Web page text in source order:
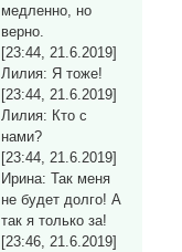
медленно, но
верно.
[23:44, 21.6.2019]
Лилия: Я тоже!
[23:44, 21.6.2019]
Лилия: Кто с
нами?
[23:44, 21.6.2019]
Ирина: Так меня
не будет долго! А
так я только за!
[23:46, 21.6.2019]